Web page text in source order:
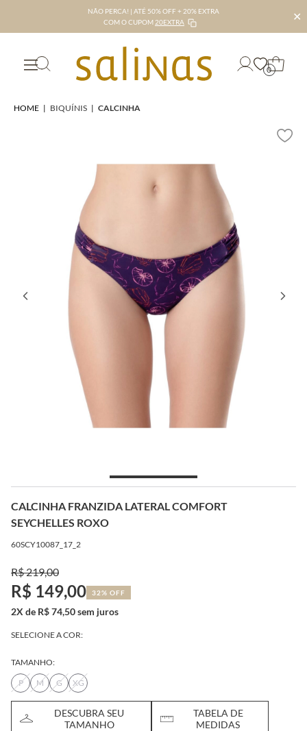
NÃO PERCA! | ATÉ 50% OFF + 20% EXTRA
COM O CUPOM 20EXTRA ✕
0
HOME | BIQUÍNIS | CALCINHA
CALCINHA FRANZIDA LATERAL COMFORT
SEYCHELLES ROXO
60SCY10087_17_2
R$ 219,00
R$ 149,00 32% OFF
2X de R$ 74,50 sem juros
SELECIONE A COR:
TAMANHO:
P
M G XG
DESCUBRA SEU
TAMANHO
TABELA DE
MEDIDAS